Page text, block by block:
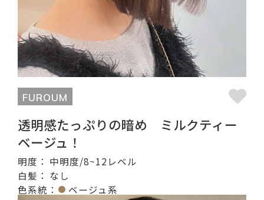
FUROUM
透明感たっぷりの暗め ミルクティー
ベージュ！
明度： 中明度/8~12レベル
白髪： なし
色系統：
ベージュ系